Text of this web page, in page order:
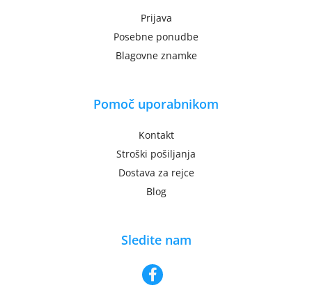
Prijava
Posebne ponudbe
Blagovne znamke
Pomoč uporabnikom
Kontakt
Stroški pošiljanja
Dostava za rejce
Blog
Sledite nam